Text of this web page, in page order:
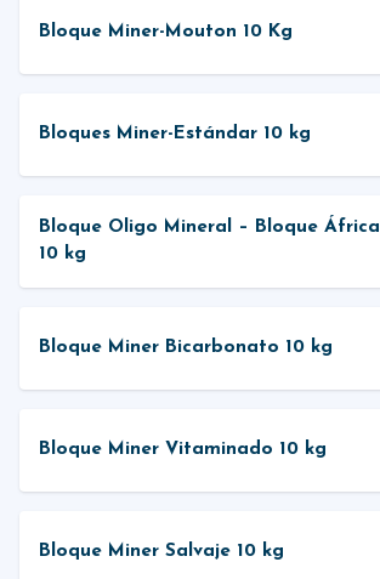
Bloque Miner-Mouton 10 Kg
Bloques Miner-Estándar 10 kg
Bloque Oligo Mineral – Bloque África
10 kg
Bloque Miner Bicarbonato 10 kg
Bloque Miner Vitaminado 10 kg
Bloque Miner Salvaje 10 kg